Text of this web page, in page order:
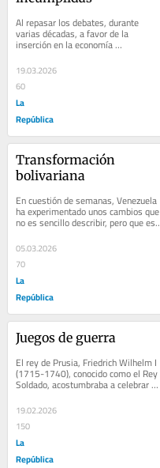
Al repasar los debates, durante
varias décadas, a favor de la
inserción en la economía
aislamiento, se encuentra una...
19.03.2026
60
La
República
Transformación
bolivariana
En cuestión de semanas, Venezuela
ha experimentado unos cambios que
no es sencillo describir, pero que es
necesario tratar de entender. A raíz
del...
05.03.2026
70
La
República
Juegos de guerra
El rey de Prusia, Friedrich Wilhelm I
(1715-1740), conocido como el Rey
Soldado, acostumbraba a celebrar
juegos de guerra para que sus
oficiales...
19.02.2026
150
La
República